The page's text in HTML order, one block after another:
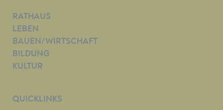
RATHAUS
LEBEN
BAUEN/WIRTSCHAFT
BILDUNG
KULTUR
QUICKLINKS